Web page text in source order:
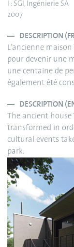
I : SGI, Ingénierie SA
2007
DESCRIPTION
L’ancienne
pour devenir une
une centaine de
également été
DESCRIPTION
The ancient
transformed in
cultural events
park.